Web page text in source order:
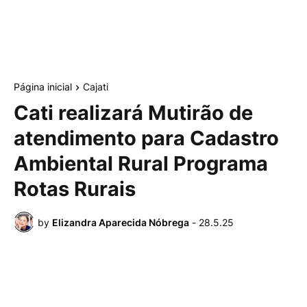
Página inicial Cajati
Cati realizará Mutirão de
atendimento para Cadastro
Ambiental Rural Programa
Rotas Rurais
by Elizandra Aparecida Nóbrega - 28.5.25